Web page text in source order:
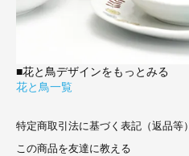
■花と鳥デザインをもっとみる
花と鳥一覧
特定商取引法に基づく表記（返品等）
この商品を友達に教える